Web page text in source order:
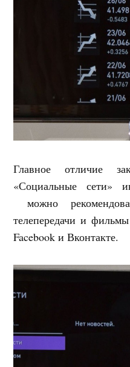
Главное отличие
«Социальные сети»
можно
телепередачи и
Facebook и Вконтакте.